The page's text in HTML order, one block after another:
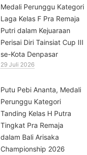
Medali Perunggu Kategori
Laga Kelas F Pra Remaja
Putri dalam Kejuaraan
Perisai Diri Tainsiat Cup III
se-Kota Denpasar
29 Juli 2026
Putu Pebi Ananta, Medali
Perunggu Kategori
Tanding Kelas H Putra
Tingkat Pra Remaja
dalam Bali Arisaka
Championship 2026